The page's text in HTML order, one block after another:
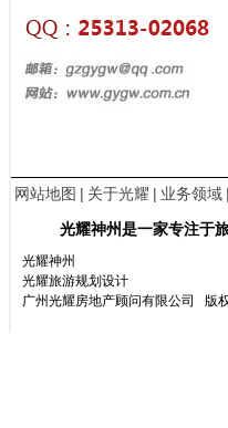
网站地图 | 关于光耀 | 业务领域 |
光耀神州是一家专注于
光耀神州
光耀旅游规划设计
广州光耀房地产顾问有限公司 版